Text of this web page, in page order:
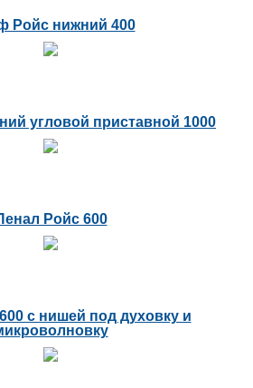
Ройс нижний 400
угловой приставной 1000
Ройс 600
с нишей под духовку и